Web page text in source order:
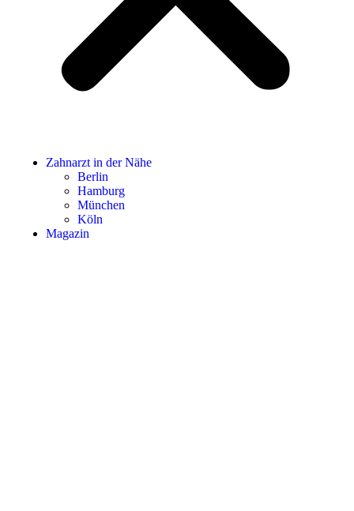
Zahnarzt in der Nähe
Berlin
Hamburg
München
Köln
Magazin